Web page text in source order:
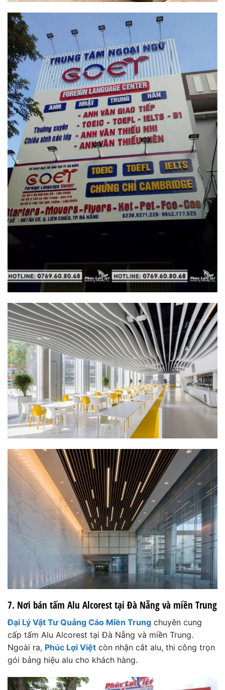
7. Nơi bán tấm Alu Alcorest tại Đà Nẵng và miền Trung
Đại Lý Vật Tư Quảng Cáo Miền Trung chuyên cung
cấp tấm Alu Alcorest tại Đà Nẵng và miền Trung.
Ngoài ra, Phúc Lợi Việt còn nhận cắt alu, thi công trọn
gói bảng hiệu alu cho khách hàng.